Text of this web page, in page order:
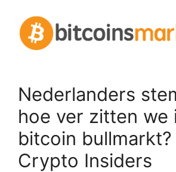
inhoud
Nederlanders
hoe ver zitten we
bitcoin bullmarkt?
Crypto Insiders